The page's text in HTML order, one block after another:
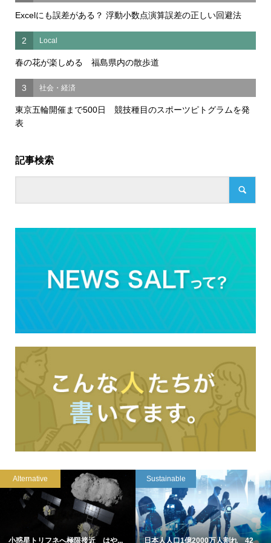
Excelにも誤差がある？ 浮動小数点演算誤差の正しい回避法
2 Local
春の花が楽しめる 福島県内の散歩道
3 社会・経済
東京五輪開催まで500日 競技種目のスポーツピトグラムを発
表
記事検索
Alternative
小惑星トリフネへ極限接近 はや...
Sustainable
日本人人口1億2000万人割れ 42